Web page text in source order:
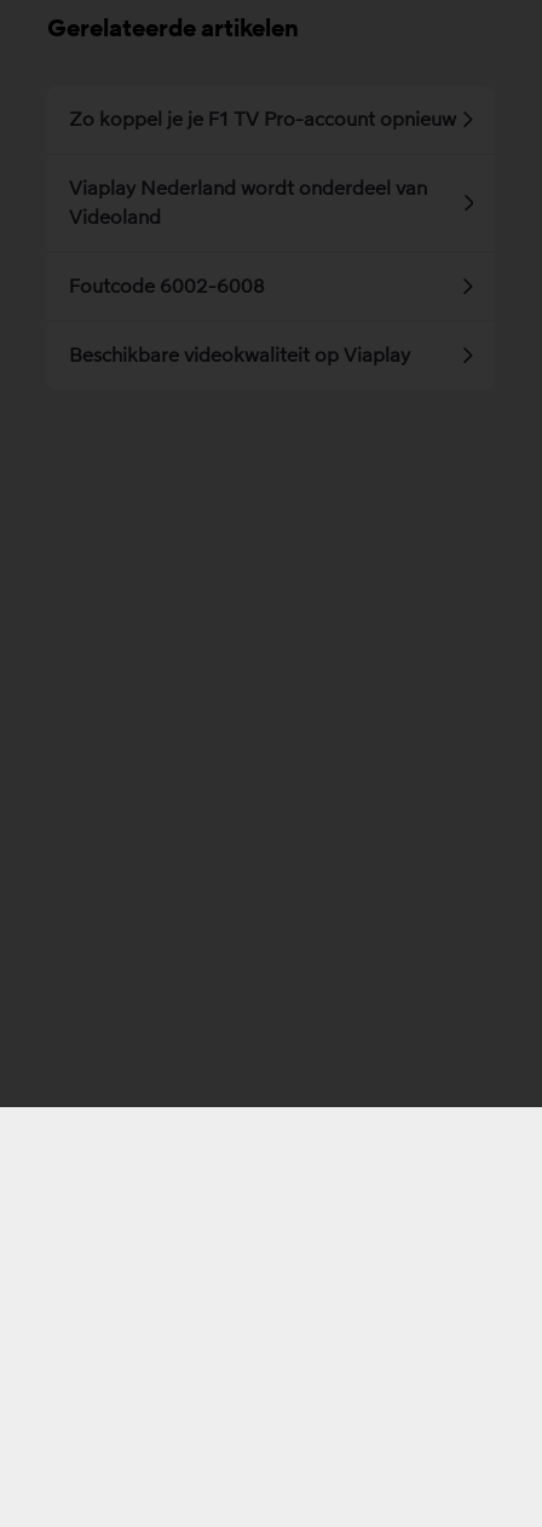
Gerelateerde artikelen
Zo koppel je je F1 TV Pro-account opnieuw
Viaplay Nederland wordt onderdeel van
Videoland
Foutcode 6002-6008
Beschikbare videokwaliteit op Viaplay